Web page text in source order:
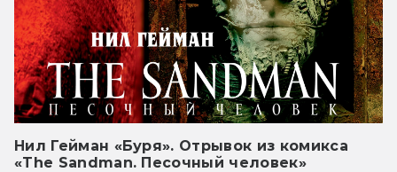
Нил Гейман «Буря». Отрывок из комикса
«The Sandman. Песочный человек»